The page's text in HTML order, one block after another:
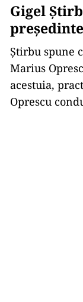
Gigel
Știrbu spune
Marius
acestuia,
Oprescu